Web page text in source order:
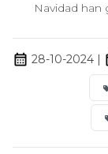
Navidad
28-10-2024 |